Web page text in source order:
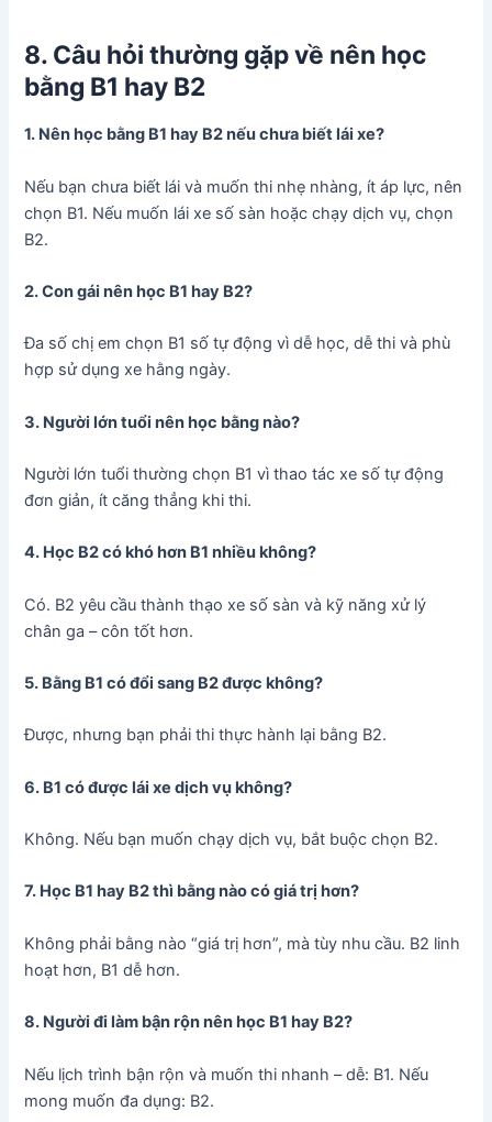
8. Câu hỏi thường gặp về nên học
bằng B1 hay B2
1. Nên học bằng B1 hay B2 nếu chưa biết lái xe?
Nếu bạn chưa biết lái và muốn thi nhẹ nhàng, ít áp lực, nên
chọn B1. Nếu muốn lái xe số sàn hoặc chạy dịch vụ, chọn
B2.
2. Con gái nên học B1 hay B2?
Đa số chị em chọn B1 số tự động vì dễ học, dễ thi và phù
hợp sử dụng xe hằng ngày.
3. Người lớn tuổi nên học bằng nào?
Người lớn tuổi thường chọn B1 vì thao tác xe số tự động
đơn giản, ít căng thẳng khi thi.
4. Học B2 có khó hơn B1 nhiều không?
Có. B2 yêu cầu thành thạo xe số sàn và kỹ năng xử lý
chân ga – côn tốt hơn.
5. Bằng B1 có đổi sang B2 được không?
Được, nhưng bạn phải thi thực hành lại bằng B2.
6. B1 có được lái xe dịch vụ không?
Không. Nếu bạn muốn chạy dịch vụ, bắt buộc chọn B2.
7. Học B1 hay B2 thì bằng nào có giá trị hơn?
Không phải bằng nào “giá trị hơn”, mà tùy nhu cầu. B2 linh
hoạt hơn, B1 dễ hơn.
8. Người đi làm bận rộn nên học B1 hay B2?
Nếu lịch trình bận rộn và muốn thi nhanh – dễ: B1. Nếu
mong muốn đa dụng: B2.